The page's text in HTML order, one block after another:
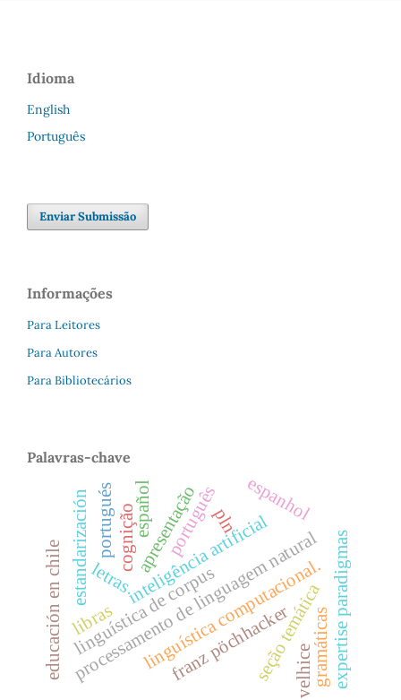
Idioma
English
Português
Enviar Submissão
Informações
Para Leitores
Para Autores
Para Bibliotecários
Palavras-chave
linguística de corpus
processamento de linguagem natural
linguística computacional.
inteligência artificial
letras
apresentação
seção temática
cognição expertise paradigmas
estandarización
educación en chile gramáticas
portugués español português espanhol
franz pöchhacker
libras
pln
velhice